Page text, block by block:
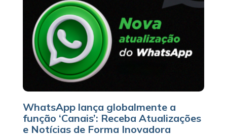
WhatsApp lança globalmente a
função ‘Canais’: Receba Atualizações
e Notícias de Forma Inovadora